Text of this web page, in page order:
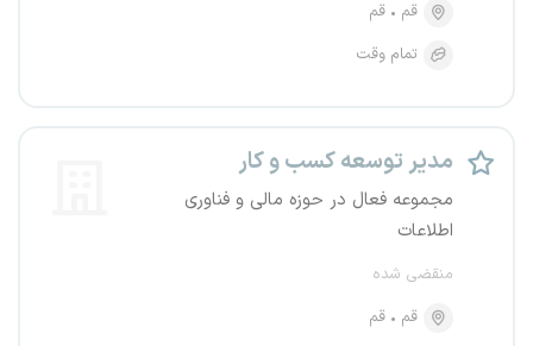
قم
قم
تمام وقت
مدیر توسعه کسب و کار
مجموعه فعال در حوزه مالی و فناوری
اطلاعات
منقضی شده
قم
قم